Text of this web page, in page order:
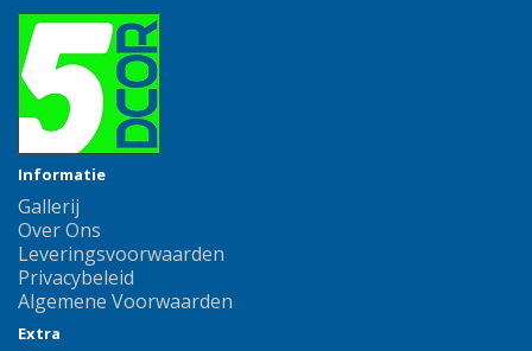
Informatie
Gallerij
Over Ons
Leveringsvoorwaarden
Privacybeleid
Algemene Voorwaarden
Extra